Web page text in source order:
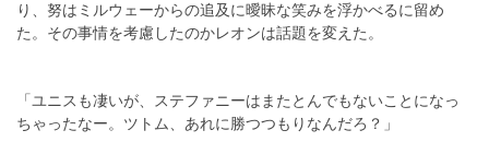
り、努はミルウェーからの追及に曖昧な笑みを浮かべるに留め
た。その事情を考慮したのかレオンは話題を変えた。
「ユニスも凄いが、ステファニーはまたとんでもないことになっ
ちゃったなー。ツトム、あれに勝つつもりなんだろ？」